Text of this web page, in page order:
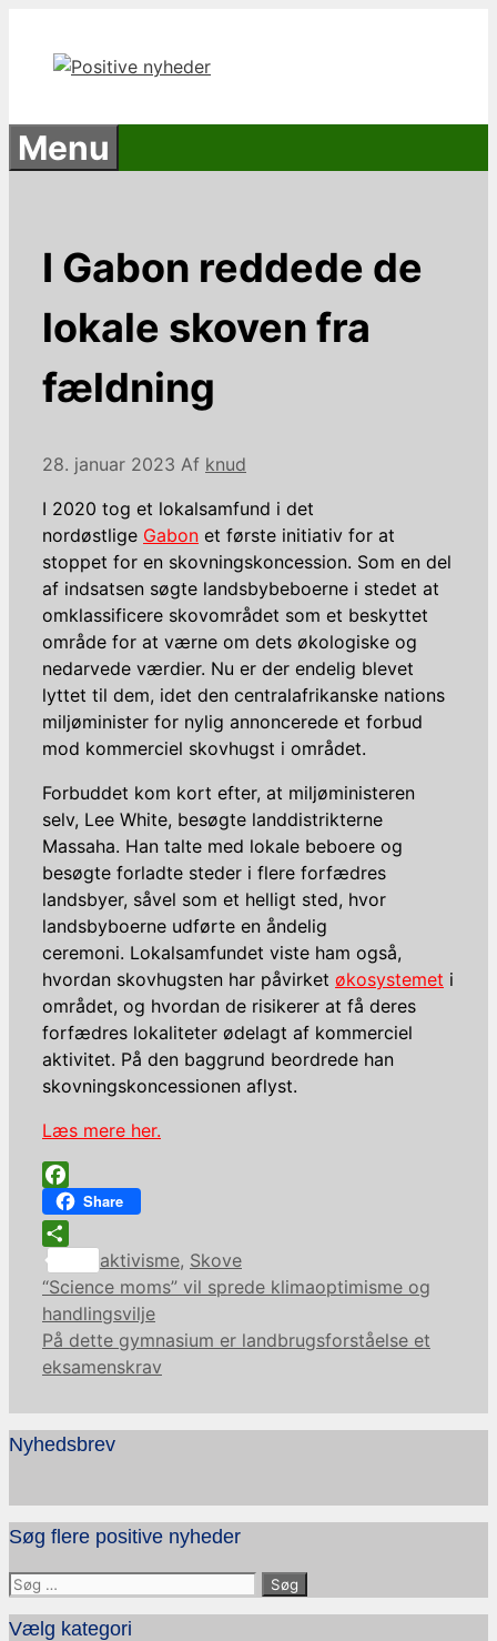
indhold
Menu
I Gabon reddede de
lokale skoven fra
fældning
28. januar 2023 Af knud
I 2020 tog et lokalsamfund i det
nordøstlige Gabon et første initiativ for at
stoppet for en skovningskoncession. Som en del
af indsatsen søgte landsbybeboerne i stedet at
omklassificere skovområdet som et beskyttet
område for at værne om dets økologiske og
nedarvede værdier. Nu er der endelig blevet
lyttet til dem, idet den centralafrikanske nations
miljøminister for nylig annoncerede et forbud
mod kommerciel skovhugst i området.
Forbuddet kom kort efter, at miljøministeren
selv, Lee White, besøgte landdistrikterne
Massaha. Han talte med lokale beboere og
besøgte forladte steder i flere forfædres
landsbyer, såvel som et helligt sted, hvor
landsbyboerne udførte en åndelig
ceremoni. Lokalsamfundet viste ham også,
hvordan skovhugsten har påvirket økosystemet i
området, og hvordan de risikerer at få deres
forfædres lokaliteter ødelagt af kommerciel
aktivitet. På den baggrund beordrede han
skovningskoncessionen aflyst.
Læs mere her.
Facebook
Share
Share
Kategorier
aktivisme, Skove
“Science moms” vil sprede klimaoptimisme og
handlingsvilje
På dette gymnasium er landbrugsforståelse et
eksamenskrav
Nyhedsbrev
Søg flere positive nyheder
Søg
efter:
Vælg kategori